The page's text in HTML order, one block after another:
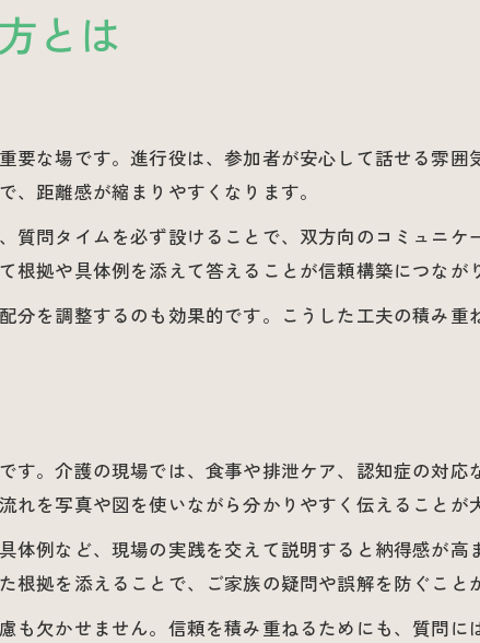
つながる議題整理術
家族の安心を生む議題整理法
で役立つ議題整理の実践例
で失敗しない議題設定の工夫
つ介護説明ポイント実例
で伝わる説明ポイント事例集
得する介護説明の実践方法
を軽減する話し方の工夫
で不安を減らす話し方の秘訣
生む介護懇談の伝え方テクニック
安心できる介護の話し方とは
で使える共感的な声かけ実践法
とは
な場です。進行役は、参加者が安心して話せる雰囲
距離感が縮まりやすくなります。
問タイムを必ず設けることで、双方向のコミュニケ
拠や具体例を添えて答えることが信頼構築につなが
を調整するのも効果的です。こうした工夫の積み重
す。介護の現場では、食事や排泄ケア、認知症の対応
を写真や図を使いながら分かりやすく伝えることが
例など、現場の実践を交えて説明すると納得感が高
拠を添えることで、ご家族の疑問や誤解を防ぐこと
欠かせません。信頼を積み重ねるためにも、質問に